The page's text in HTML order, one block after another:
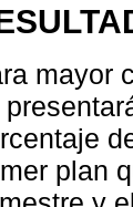
mayor
plan